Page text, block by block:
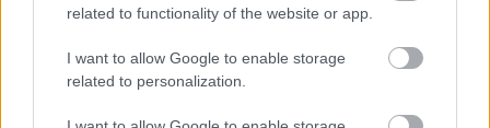
related to functionality of the website or app.
I want to allow Google to enable storage
related to personalization.